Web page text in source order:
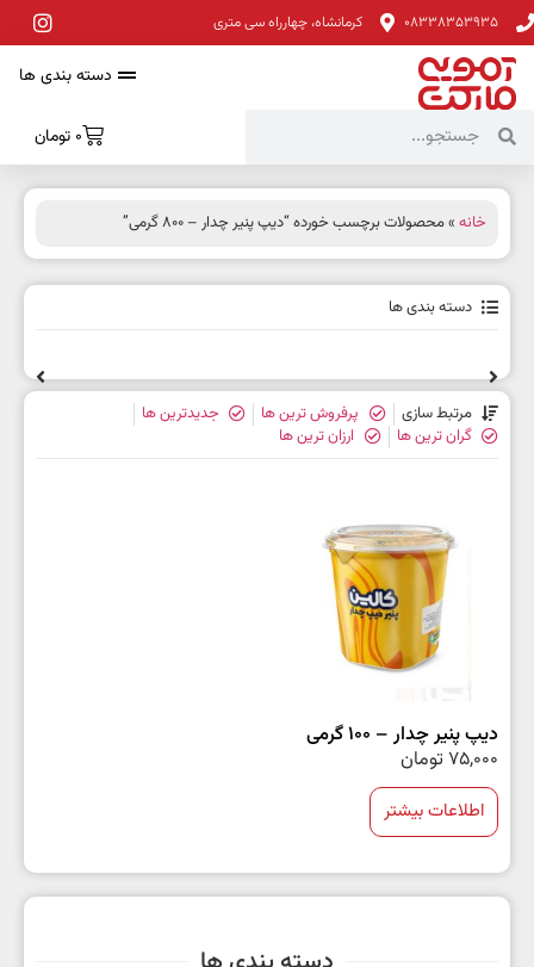
08338353935 کرمانشاه، چهارراه سی متری
دسته بندی ها
0 تومان
خانه » محصولات برچسب خورده “دیپ پنیر چدار – ۸۰۰ گرمی”
دسته بندی ها
مرتبط سازی پرفروش ترین ها
جدیدترین ها
گران ترین ها
ارزان ترین ها
دیپ پنیر چدار – 1۰۰ گرمی
75,000تومان
اطلاعات بیشتر